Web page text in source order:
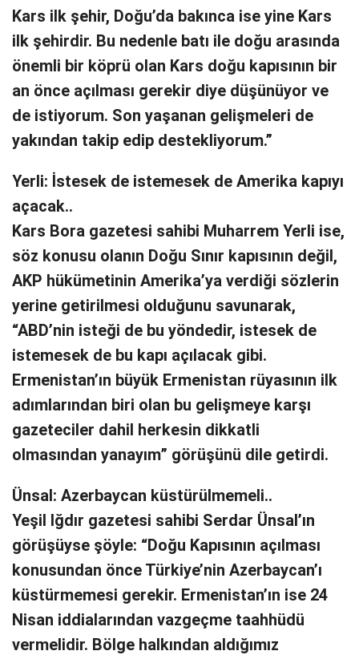
Kars ilk şehir, Doğu’da bakınca ise yine Kars
ilk şehirdir. Bu nedenle batı ile doğu arasında
önemli bir köprü olan Kars doğu kapısının bir
an önce açılması gerekir diye düşünüyor ve
de istiyorum. Son yaşanan gelişmeleri de
yakından takip edip destekliyorum.”
Yerli: İstesek de istemesek de Amerika kapıyı
açacak..
Kars Bora gazetesi sahibi Muharrem Yerli ise,
söz konusu olanın Doğu Sınır kapısının değil,
AKP hükümetinin Amerika’ya verdiği sözlerin
yerine getirilmesi olduğunu savunarak,
“ABD’nin isteği de bu yöndedir, istesek de
istemesek de bu kapı açılacak gibi.
Ermenistan’ın büyük Ermenistan rüyasının ilk
adımlarından biri olan bu gelişmeye karşı
gazeteciler dahil herkesin dikkatli
olmasından yanayım” görüşünü dile getirdi.
Ünsal: Azerbaycan küstürülmemeli..
Yeşil Iğdır gazetesi sahibi Serdar Ünsal’ın
görüşüyse şöyle: “Doğu Kapısının açılması
konusundan önce Türkiye’nin Azerbaycan’ı
küstürmemesi gerekir. Ermenistan’ın ise 24
Nisan iddialarından vazgeçme taahhüdü
vermelidir. Bölge halkından aldığımız